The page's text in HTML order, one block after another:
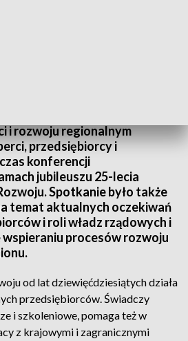
i rozwoju regionalnym
przedsiębiorcy i
konferencji
jubileuszu 25-lecia
Spotkanie było także
temat aktualnych oczekiwań
i roli władz rządowych i
procesów rozwoju
od lat dziewięćdziesiątych działa
przedsiębiorców. Świadczy
i szkoleniowe, pomaga też w
z krajowymi i zagranicznymi